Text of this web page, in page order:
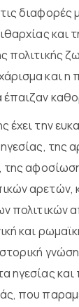
διαφορές
και
πολιτικής
και η
την
της
της
αρετών,
πολιτικών
και
γνώση
ηγεσίας και
που